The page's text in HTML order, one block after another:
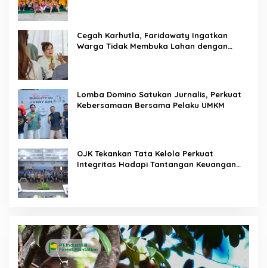
Cegah Karhutla, Faridawaty Ingatkan
Warga Tidak Membuka Lahan dengan
Lomba Domino Satukan Jurnalis, Perkuat
Kebersamaan Bersama Pelaku UMKM
OJK Tekankan Tata Kelola Perkuat
Integritas Hadapi Tantangan Keuangan